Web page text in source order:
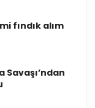
fındık alım
Savaşı’ndan